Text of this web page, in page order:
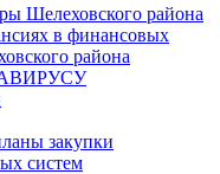
Шелеховского района
в финансовых
района
закупки
систем